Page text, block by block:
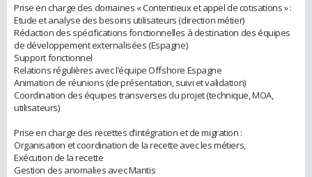
Prise en charge des domaines « Contentieux et appel de cotisations » :
Etude et analyse des besoins utilisateurs (direction métier)
Rédaction des spécifications fonctionnelles à destination des équipes
de développement externalisées (Espagne)
Support fonctionnel
Relations régulières avec l’équipe Offshore Espagne
Animation de réunions (de présentation, suivi et validation)
Coordination des équipes transverses du projet (technique, MOA,
utilisateurs)
Prise en charge des recettes d’intégration et de migration :
Organisation et coordination de la recette avec les métiers,
Exécution de la recette
Gestion des anomalies avec Mantis